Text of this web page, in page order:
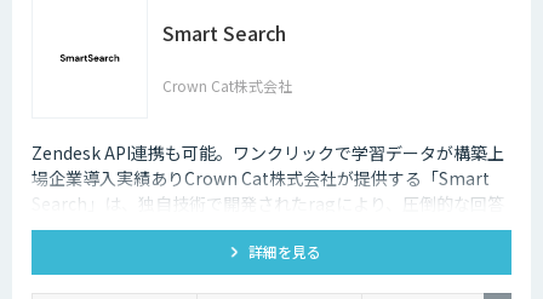
Smart Search
Crown Cat株式会社
Zendesk API連携も可能。ワンクリックで学習データが構築上
場企業導入実績ありCrown Cat株式会社が提供する「Smart
Search」は、独自技術で開発されたragにより、圧倒的な回答
精度を誇るAIチャットボットです。また回答精度が悪い時は管
理画面から簡単にご自身でチューニングができる、簡単でかつ
高精度な特徴があります。
詳細を見る